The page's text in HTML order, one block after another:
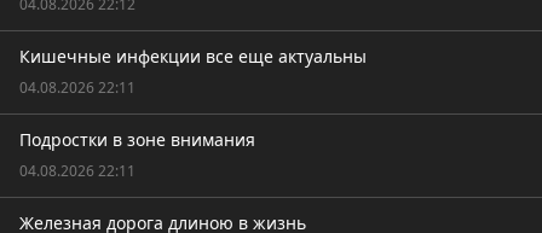
04.08.2026 22:12
Кишечные инфекции все еще актуальны
04.08.2026 22:11
Подростки в зоне внимания
04.08.2026 22:11
Железная дорога длиною в жизнь